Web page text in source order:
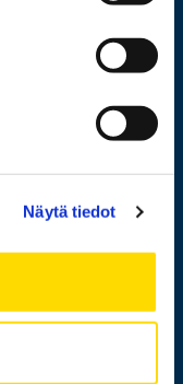
Näytä tiedot